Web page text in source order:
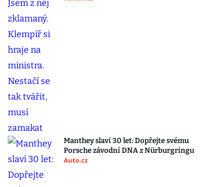
Manthey slaví 30 let: Dopřejte svému
Porsche závodní DNA z Nürburgringu
Auto.cz